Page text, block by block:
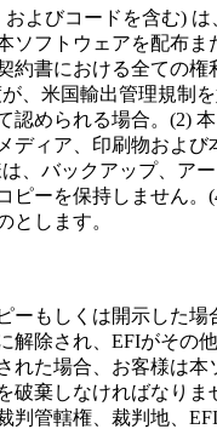
よびコードを含む)
ソフトウェアを配布
約書における全ての
、米国輸出管理規制
認められる場合。(2)
ディア、印刷物およ
、バックアップ、ア
ピーを保持しません
とします。
ーもしくは開示した
解除され、EFIがその
れた場合、お客様は
破棄しなければなり
判管轄権、裁判地、